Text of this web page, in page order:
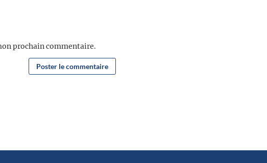
prochain commentaire.